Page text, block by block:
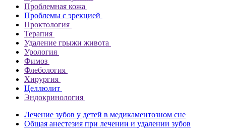
Проблемная кожа
Проблемы с эрекцией
Проктология
Терапия
Удаление грыжи живота
Урология
Фимоз
Флебология
Хирургия
Целлюлит
Эндокринология
Лечение зубов у детей в медикаментозном сне
Общая анестезия при лечении и удалении зубов